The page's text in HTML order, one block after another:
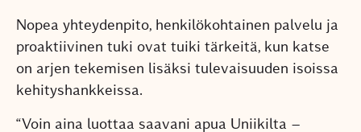
Nopea yhteydenpito, henkilökohtainen palvelu ja
proaktiivinen tuki ovat tuiki tärkeitä, kun katse
on arjen tekemisen lisäksi tulevaisuuden isoissa
kehityshankkeissa.
“Voin aina luottaa saavani apua Uniikilta –